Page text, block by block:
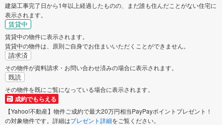
東茨城郡茨城町 東茨城郡大洗町
東茨城郡城里町
久慈郡大子町
稲敷郡阿見町 稲敷郡河内町
猿島郡五霞町 猿島郡境町
建築工事完了日から1年以上経過したものの、まだ誰も住んだことがない住宅に
表示されます。
賃貸中
賃貸中の物件に表示されます。
賃貸中の物件は、原則ご自身でお住まいいただくことができません。
請求済
その物件が資料請求・お問い合わせ済みの場合に表示されます。
既読
その物件を既にご覧になっている場合に表示されます。
成約でもらえる
【Yahoo!不動産】物件ご成約で最大20万円相当PayPayポイントプレゼント！
の対象物件です。詳細はプレゼント詳細をご覧ください。